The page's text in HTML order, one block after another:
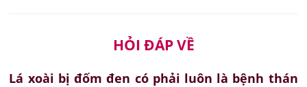
HỎI ĐÁP VỀ
Lá xoài bị đốm đen có phải luôn là bệnh thán